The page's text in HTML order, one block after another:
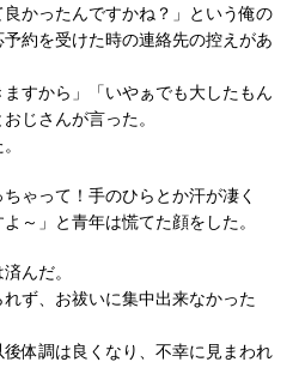
良かったんですかね？」という俺の
約を受けた時の連絡先の控えがあ
すから」「いやぁでも大したもん
じさんが言った。
ゃって！手のひらとか汗が凄く
～」と青年は慌てた顔をした。
んだ。
ず、お祓いに集中出来なかった
体調は良くなり、不幸に見まわれ